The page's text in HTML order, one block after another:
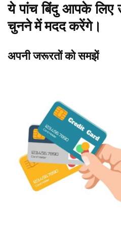
ये पांच बिंदु आपके लिए
चुनने में मदद करेंगे।
अपनी जरूरतों को समझें